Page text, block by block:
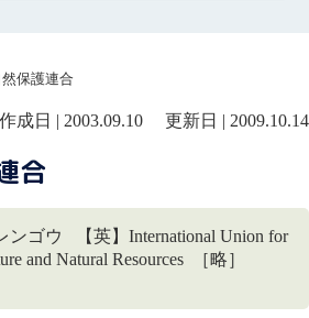
然保護連合
作成日 | 2003.09.10 更新日 | 2009.10.14
合
ンゴウ 【英】International Union for
and Natural Resources ［略］